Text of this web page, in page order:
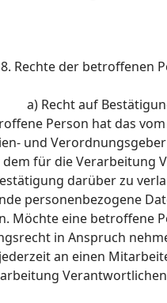
8. Rechte der betroffenen
a) Recht auf
Person hat das
und
dem für die Verarbeitung
darüber zu
personenbezogene
Möchte eine betroffene
in Anspruch
an einen